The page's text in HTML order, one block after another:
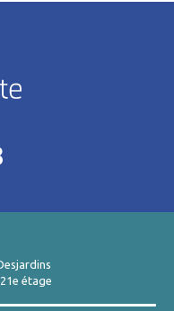
étage